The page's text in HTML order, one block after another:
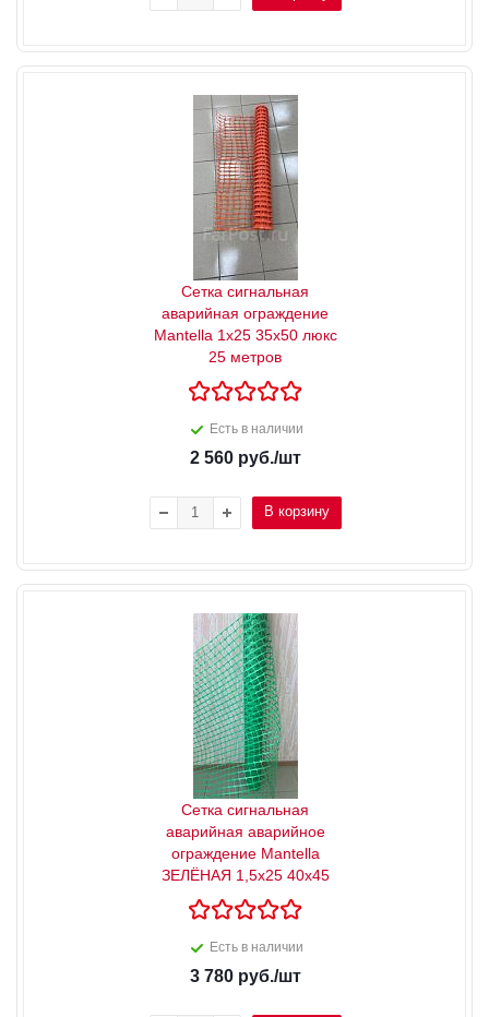
Сетка сигнальная
аварийная ограждение
Mantella 1х25 35х50 люкс
25 метров
Есть в наличии
2 560руб./шт
В корзину
Сетка сигнальная
аварийная аварийное
ограждение Mantella
ЗЕЛЁНАЯ 1,5х25 40х45
Есть в наличии
3 780руб./шт